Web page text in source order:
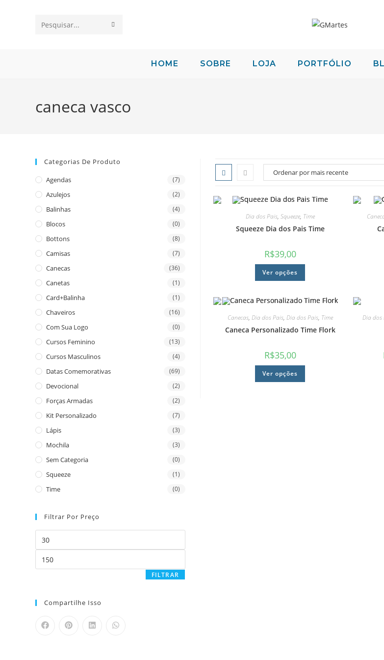
Pesquisar
HOME SOBRE LOJA PORTFÓLIO
caneca vasco
Dia dos Pais, Squeeze, Time
Squeeze Dia dos Pais Time
R$39,00
Ver opções
Canecas, Dia dos Pais, Dia dos Pais, Time
Caneca Personalizado Time Flork
R$35,00
Ver opções
Dia dos
Categorias De Produto
Agendas (7)
Azulejos (2)
Balinhas (4)
Blocos (0)
Bottons (8)
Camisas (7)
Canecas (36)
Canetas (1)
Card+Balinha (1)
Chaveiros (16)
Com Sua Logo (0)
Cursos Feminino (13)
Cursos Masculinos (4)
Datas Comemorativas (69)
Devocional (2)
Forças Armadas (2)
Kit Personalizado (7)
Lápis (3)
Mochila (3)
Sem Categoria (0)
Squeeze (1)
Time (0)
Filtrar Por Preço
FILTRAR
Compartilhe Isso